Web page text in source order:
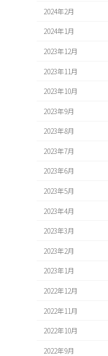
2024年2月
2024年1月
2023年12月
2023年11月
2023年10月
2023年9月
2023年8月
2023年7月
2023年6月
2023年5月
2023年4月
2023年3月
2023年2月
2023年1月
2022年12月
2022年11月
2022年10月
2022年9月